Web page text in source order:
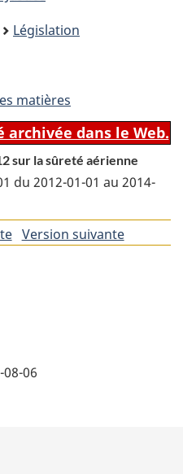
Législation
matières
archivée dans le Web.
sur la sûreté aérienne
du 2012-01-01 au 2014-
deVersion suivantede
08-06